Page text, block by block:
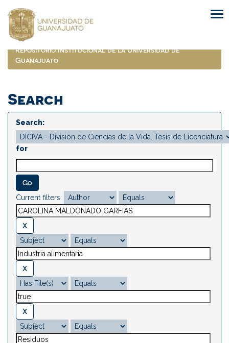
navigation
Repositorio Institucional de la Universidad de
Guanajuato
Search
Search:
for
Current filters: